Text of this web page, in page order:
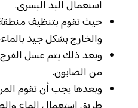
استعمال اليد اليسرى.
حيث تقوم بتنظيف
والخارج بشكل جيد
وبعد ذلك يتم غسل
من الصابون.
وبعدها يجب أن تقوم